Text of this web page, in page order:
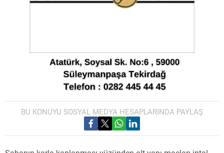
BU KONUYU SOSYAL MEDYA HESAPLARINDA PAYLAŞ